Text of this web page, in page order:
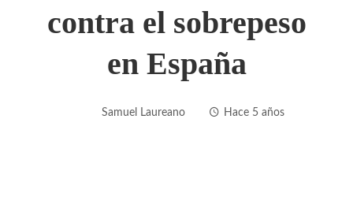
contra el sobrepeso
en España
Samuel Laureano Hace 5 años